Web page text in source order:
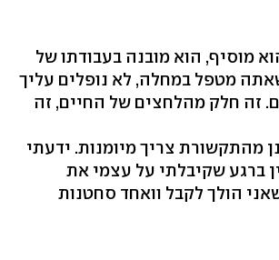
מוסיף, הוא מובנה בעבודתו של
מטפל במחלה, לא נופלים עליך
זה חלק מהלחצים של החיים, זה
מהתקשורת צריך מיומנות. ידעתי
ברגע שקיבלתי על עצמי את
הולך לקבל וואחד סחטנות